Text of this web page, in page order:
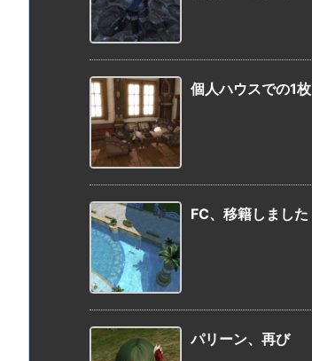
個人ハウスでの1枚
FC、移籍しました
パリーン、再び